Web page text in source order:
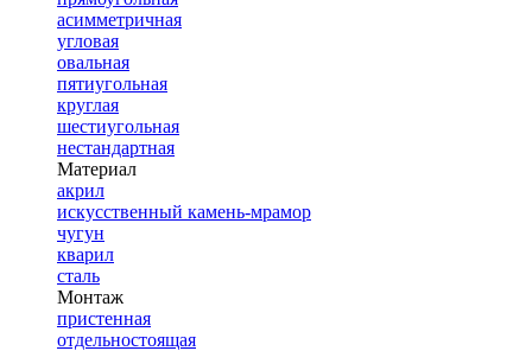
асимметричная
угловая
овальная
пятиугольная
круглая
шестиугольная
нестандартная
Материал
акрил
искусственный камень-мрамор
чугун
кварил
сталь
Монтаж
пристенная
отдельностоящая